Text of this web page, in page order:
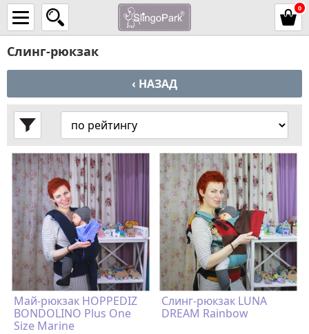
0
Слинг-рюкзак
‹ НАЗАД
Май-рюкзак HOPPEDIZ
BONDOLINO Plus One
Size Marine
Слинг-рюкзак LUNA
DREAM Rainbow